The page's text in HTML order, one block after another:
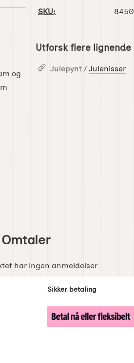
og
SKU: 8450
Utforsk flere lignende
Julepynt / Julenisser
Omtaler
har ingen anmeldelser
Sikker betaling